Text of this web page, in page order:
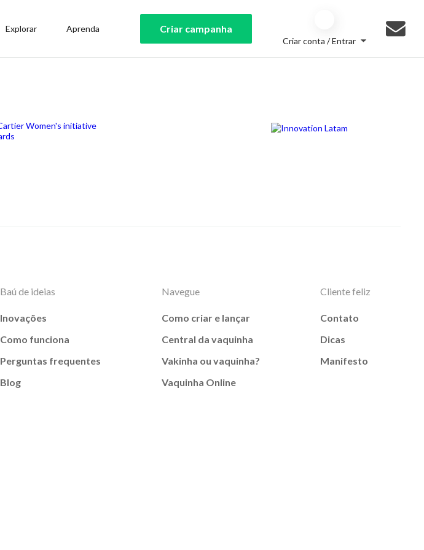
Explorar Aprenda Criar campanha
Criar conta / Entrar
Baú de ideias
Inovações
Como funciona
Perguntas frequentes
Blog
Navegue
Como criar e lançar
Central da vaquinha
Vakinha ou vaquinha?
Vaquinha Online
Cliente feliz
Contato
Dicas
Manifesto